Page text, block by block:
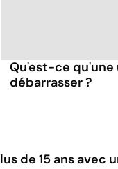
Qu'est-ce
débarrasser ?
de 15 ans avec